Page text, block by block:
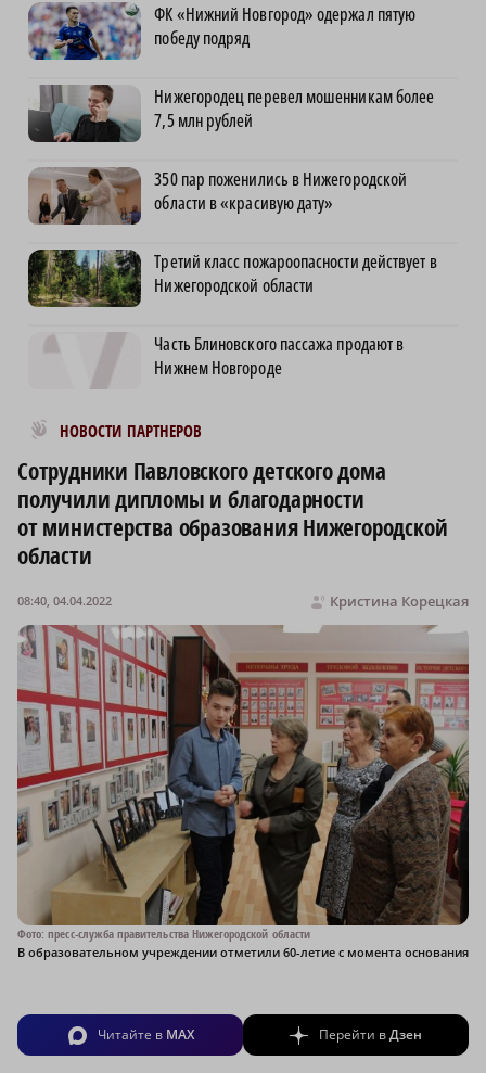
ФК «Нижний Новгород» одержал пятую
победу подряд
Нижегородец перевел мошенникам более
7,5 млн рублей
350 пар поженились в Нижегородской
области в «красивую дату»
Третий класс пожароопасности действует в
Нижегородской области
Часть Блиновского пассажа продают в
Нижнем Новгороде
НОВОСТИ ПАРТНЕРОВ
Новости МирТесен
Сотрудники Павловского детского дома
получили дипломы и благодарности
от министерства образования Нижегородской
области
Кристина Корецкая
08:40, 04.04.2022
Фото: пресс-служба правительства Нижегородской области
В образовательном учреждении отметили 60-летие с момента основания
Читайте в MAX Перейти вДзен